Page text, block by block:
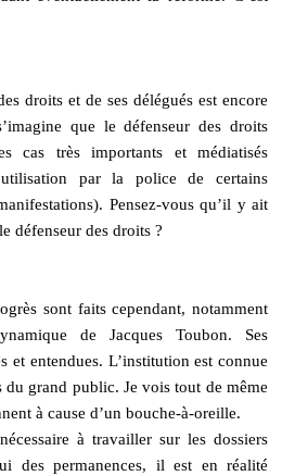
droits et de ses délégués est encore
que le défenseur des droits
cas très importants et médiatisés
par la police de certains
Pensez-vous qu’il y ait
défenseur des droits ?
sont faits cependant, notamment
de Jacques Toubon. Ses
et entendues. L’institution est connue
du grand public. Je vois tout de même
à cause d’un bouche-à-oreille.
à travailler sur les dossiers
des permanences, il est en réalité